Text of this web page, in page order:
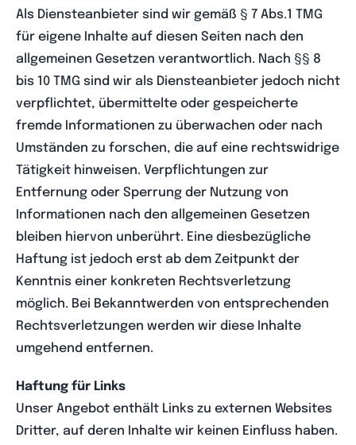
Als Diensteanbieter sind wir gemäß § 7 Abs.1 TMG
für eigene Inhalte auf diesen Seiten nach den
allgemeinen Gesetzen verantwortlich. Nach §§ 8
bis 10 TMG sind wir als Diensteanbieter jedoch nicht
verpflichtet, übermittelte oder gespeicherte
fremde Informationen zu überwachen oder nach
Umständen zu forschen, die auf eine rechtswidrige
Tätigkeit hinweisen. Verpflichtungen zur
Entfernung oder Sperrung der Nutzung von
Informationen nach den allgemeinen Gesetzen
bleiben hiervon unberührt. Eine diesbezügliche
Haftung ist jedoch erst ab dem Zeitpunkt der
Kenntnis einer konkreten Rechtsverletzung
möglich. Bei Bekanntwerden von entsprechenden
Rechtsverletzungen werden wir diese Inhalte
umgehend entfernen.
Haftung für Links
Unser Angebot enthält Links zu externen Websites
Dritter, auf deren Inhalte wir keinen Einfluss haben.